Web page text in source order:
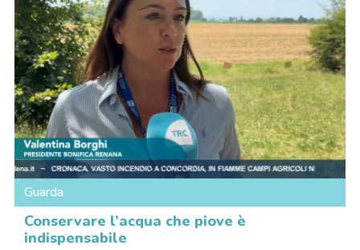
Guarda
Conservare l’acqua che piove è
indispensabile